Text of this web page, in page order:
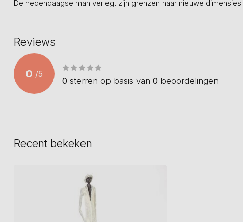
De hedendaagse man verlegt zijn grenzen naar nieuwe dimensies.
Reviews
0 /5
0 sterren op basis van 0 beoordelingen
Recent bekeken